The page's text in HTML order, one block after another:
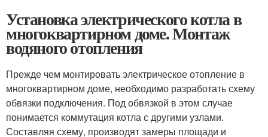
Установка электрического котла в
многоквартирном доме. Монтаж
водяного отопления
Прежде чем монтировать электрическое отопление в
многоквартирном доме, необходимо разработать схему
обвязки подключения. Под обвязкой в этом случае
понимается коммутация котла с другими узлами.
Составляя схему, производят замеры площади и